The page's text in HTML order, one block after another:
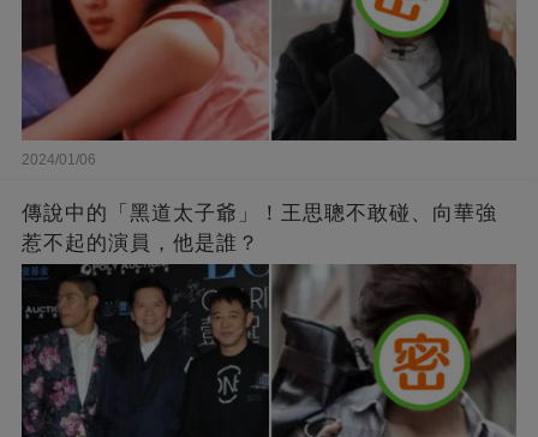
2024/01/06
傳說中的「黑道太子爺」！王思聰不敢碰、向華強
惹不起的演員，他是誰？